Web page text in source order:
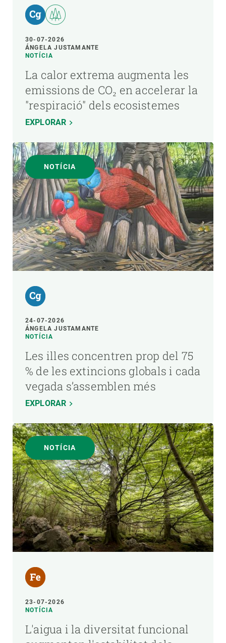
30-07-2026
ÁNGELA JUSTAMANTE
NOTÍCIA
La calor extrema augmenta les
emissions de CO₂ en accelerar la
"respiració" dels ecosistemes
EXPLORAR
NOTÍCIA
24-07-2026
ÁNGELA JUSTAMANTE
NOTÍCIA
Les illes concentren prop del 75
% de les extincions globals i cada
vegada s’assemblen més
EXPLORAR
NOTÍCIA
23-07-2026
NOTÍCIA
L'aigua i la diversitat funcional